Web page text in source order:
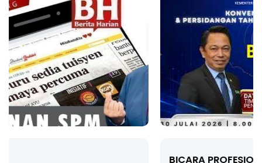
BICARA PROFESIONAL 8 : TIMBALAN KETUA